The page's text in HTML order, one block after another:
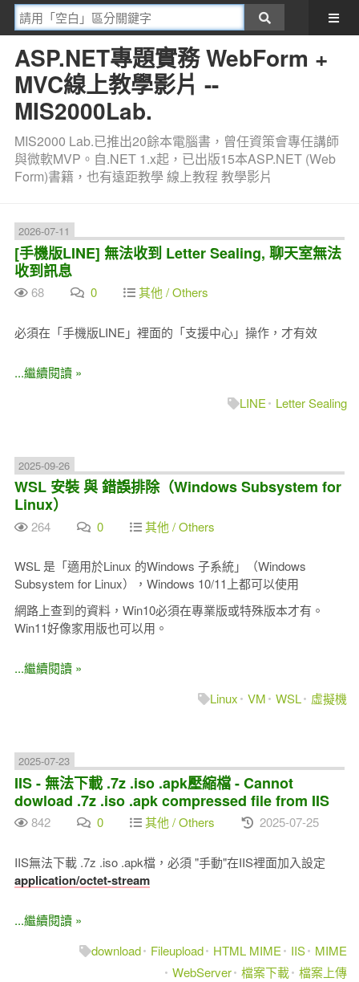
ASP.NET專題實務 WebForm +
MVC線上教學影片 --
MIS2000Lab.
MIS2000 Lab.已推出20餘本電腦書，曾任資策會專任講師
與微軟MVP。自.NET 1.x起，已出版15本ASP.NET (Web
Form)書籍，也有遠距教學 線上教程 教學影片
2026-07-11
[手機版LINE] 無法收到 Letter Sealing, 聊天室無法
收到訊息
68 0 其他 / Others
必須在「手機版LINE」裡面的「支援中心」操作，才有效
...繼續閱讀 »
LINE
Letter Sealing
2025-09-26
WSL 安裝 與 錯誤排除（Windows Subsystem for
Linux）
264 0 其他 / Others
WSL 是「適用於Linux 的Windows 子系統」（Windows
Subsystem for Linux），Windows 10/11上都可以使用
網路上查到的資料，Win10必須在專業版或特殊版本才有。
Win11好像家用版也可以用。
...繼續閱讀 »
Linux
VM WSL 虛擬機
2025-07-23
IIS - 無法下載 .7z .iso .apk壓縮檔 - Cannot
dowload .7z .iso .apk compressed file from IIS
842 0 其他 / Others 2025-07-25
IIS無法下載 .7z .iso .apk檔，必須 "手動"在IIS裡面加入設定
application/octet-stream
...繼續閱讀 »
download
Fileupload HTML MIME IIS
MIME
WebServer 檔案下載 檔案上傳